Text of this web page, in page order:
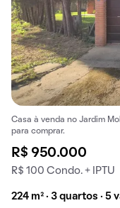
Casa à venda no Jardim
para comprar.
R$ 950.000
R$ 100 Condo. + IPTU
224 m² · 3 quartos · 5